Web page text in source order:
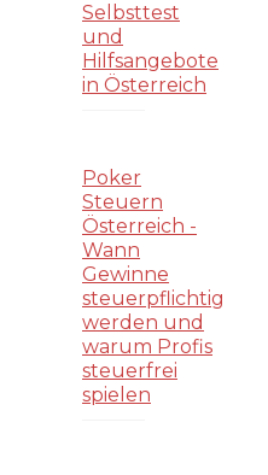
Selbsttest
und
Hilfsangebote
in Österreich
Poker
Steuern
Österreich -
Wann
Gewinne
steuerpflichtig
werden und
warum Profis
steuerfrei
spielen